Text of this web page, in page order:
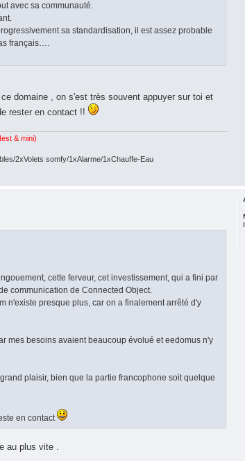
avec sa communauté.
sa standardisation, il est assez probable
français….
domaine , on s'est très souvent appuyer sur toi et
rester en contact !!
& mini)
2xVolets somfy/1xAlarme/1xChauffe-Eau
cette ferveur, cet investissement, qui a fini par
communication de Connected Object.
n'existe presque plus, car on a finalement arrêté d'y
mes besoins avaient beaucoup évolué et eedomus n'y
plaisir, bien que la partie francophone soit quelque
en contact
au plus vite .